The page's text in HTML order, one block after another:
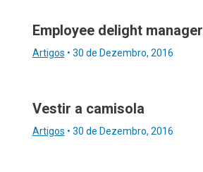
Employee delight manager
Artigos • 30 de Dezembro, 2016
Vestir a camisola
Artigos • 30 de Dezembro, 2016